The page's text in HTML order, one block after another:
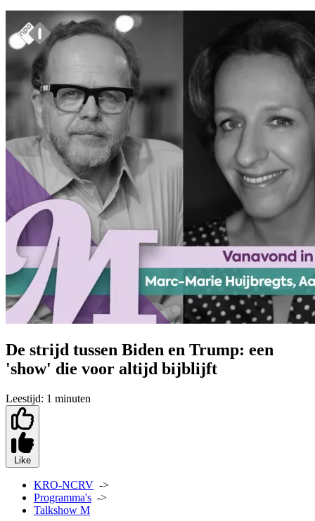
De strijd tussen Biden en Trump: een
'show' die voor altijd bijblijft
Leestijd: 1 minuten
Like
KRO-NCRV ->
Programma's ->
Talkshow M